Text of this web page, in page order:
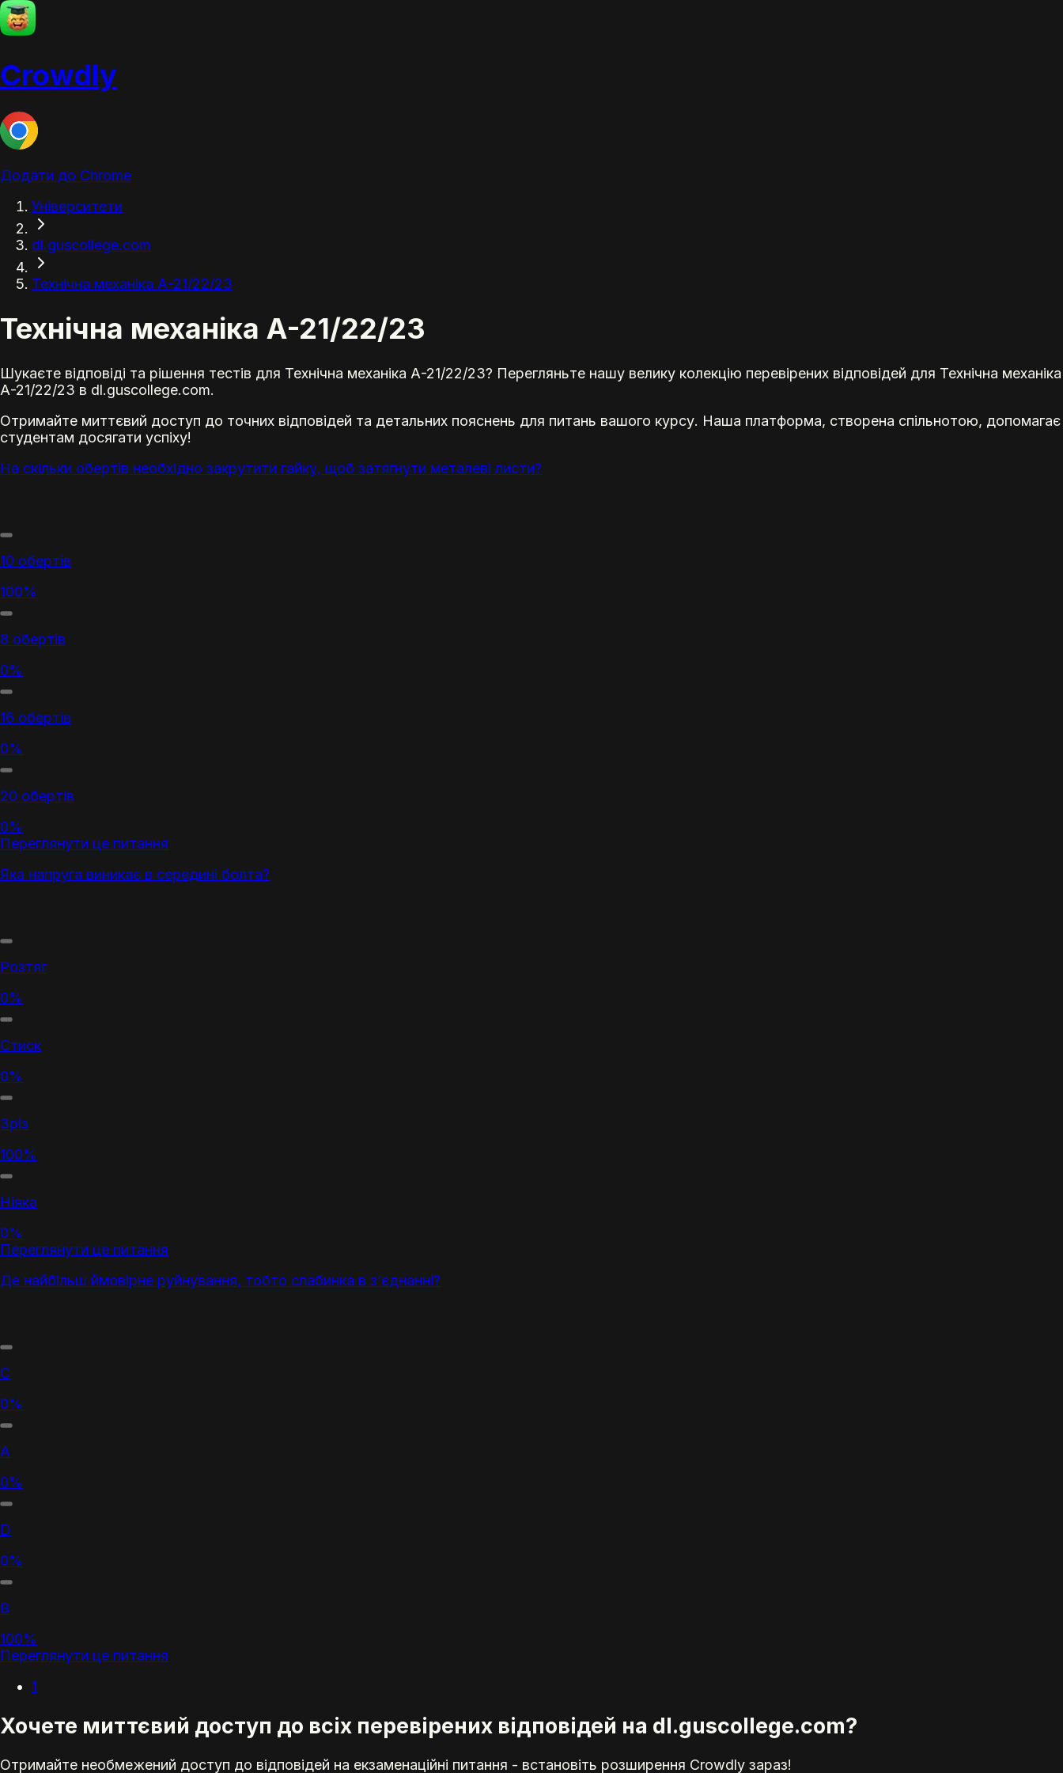
Crowdly
Додати до Chrome
Університети
dl.guscollege.com
Технічна механіка А-21/22/23
Технічна механіка А-21/22/23
Шукаєте відповіді та рішення тестів для Технічна механіка А-21/22/23? Перегляньте нашу велику колекцію перевірених відповідей для Технічна механіка
А-21/22/23 в dl.guscollege.com.
Отримайте миттєвий доступ до точних відповідей та детальних пояснень для питань вашого курсу. Наша платформа, створена спільнотою, допомагає
студентам досягати успіху!
На скільки обертів необхідно закрутити гайку, щоб затягнути металеві листи?
10 обертів
100%
8 обертів
0%
16 обертів
0%
20 обертів
0%
Переглянути це питання
Яка напруга виникає в середині болта?
Розтяг
0%
Стиск
0%
Зріз
100%
Ніяка
0%
Переглянути це питання
Де найбільш ймовірне руйнування, тобто слабинка в з’єднанні?
С
0%
А
0%
D
0%
В
100%
Переглянути це питання
1
Хочете миттєвий доступ до всіх перевірених відповідей на dl.guscollege.com?
Отримайте необмежений доступ до відповідей на екзаменаційні питання - встановіть розширення Crowdly зараз!